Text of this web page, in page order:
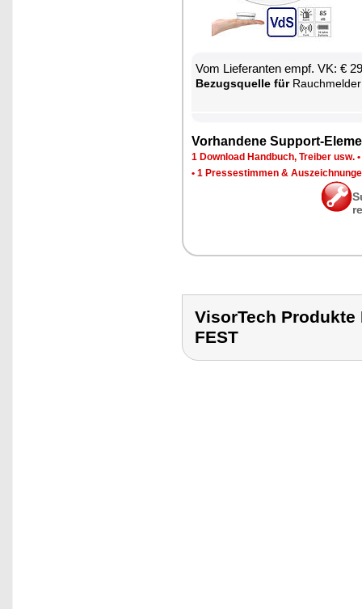
Vom Lie­fe­ran­ten empf. VK: €
Be­zugs­quel­le fürRauch­mel­der mit
Vor­han­de­ne Sup­port-
1 Down­load Hand­buch, Trei­ber usw. •
• 1 Pres­se­stim­men &
VisorTech Produkte
FEST